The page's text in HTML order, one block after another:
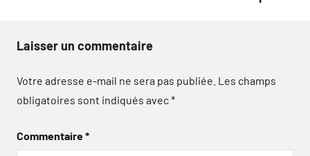
Laisser un commentaire
Votre adresse e-mail ne sera pas publiée. Les champs
obligatoires sont indiqués avec*
Commentaire*